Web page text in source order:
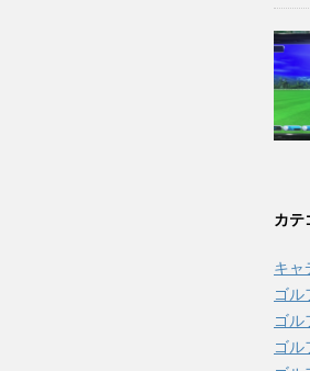
カテ
キャ
ゴル
ゴル
ゴル